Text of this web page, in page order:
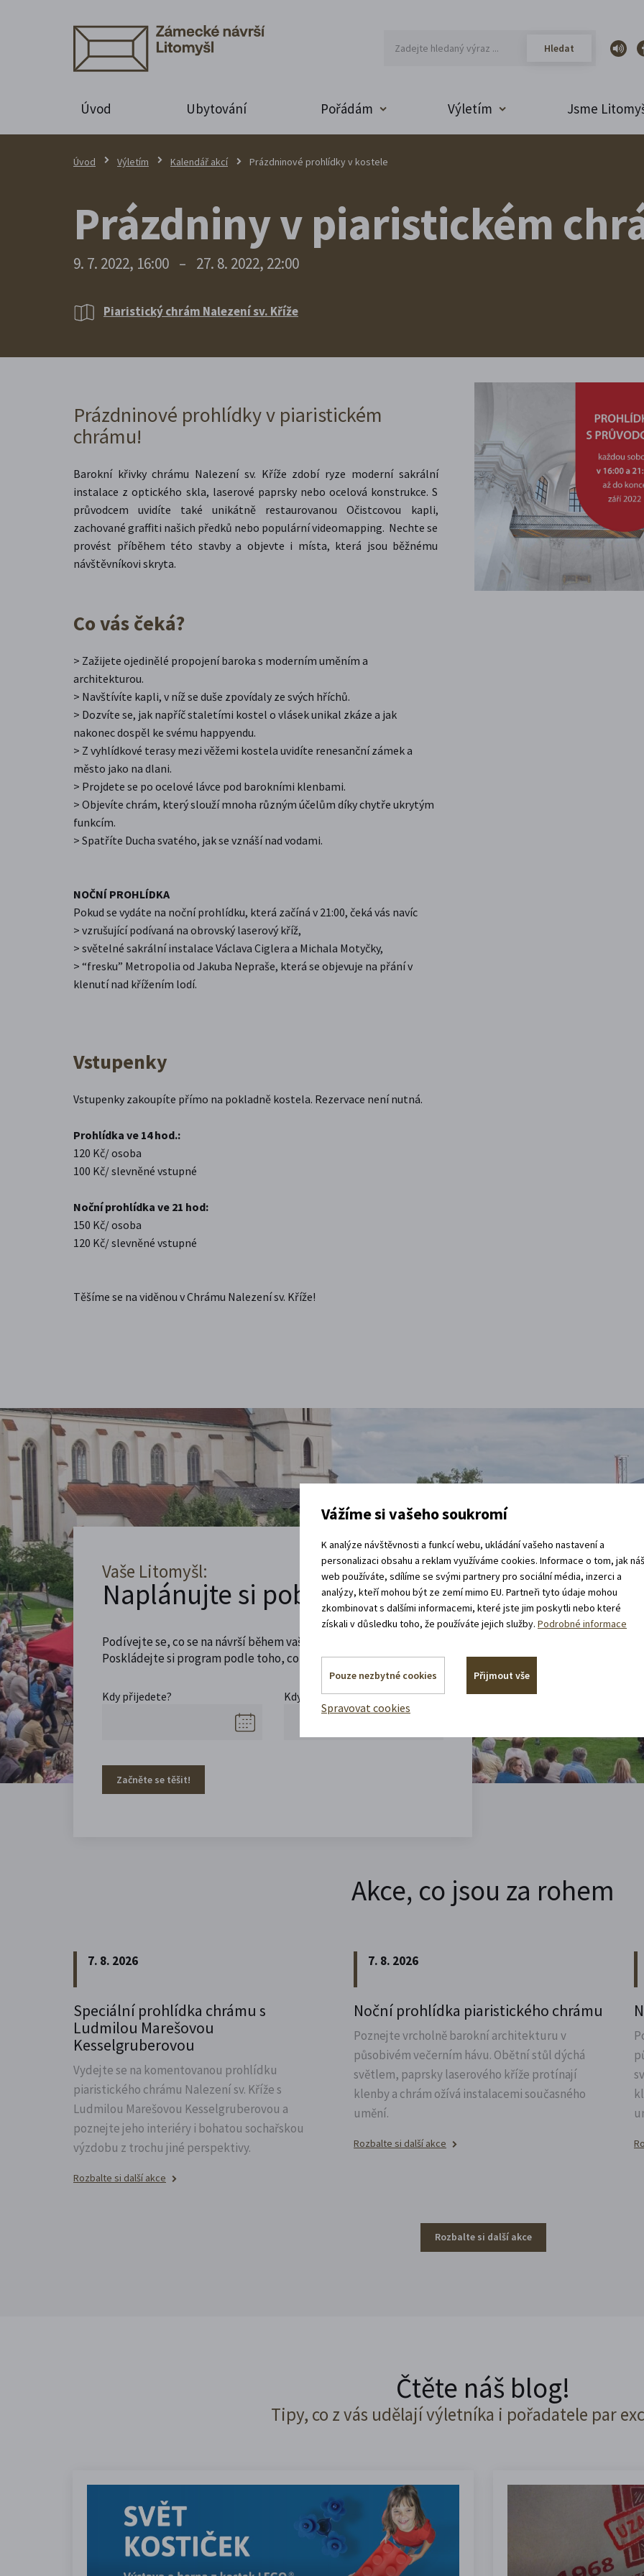
Úvod Ubytování Pořádám Výletím Jsme
Úvod Výletím Kalendář akcí Prázdninové prohlídky v kostele
Prázdniny v piaristickém
9. 7. 2022, 16:00 – 27. 8. 2022, 22:00
Piaristický chrám Nalezení sv. Kříže
Prázdninové prohlídky v piaristickém
chrámu!
Barokní křivky chrámu Nalezení sv. Kříže zdobí ryze moderní sakrální
instalace z optického skla, laserové paprsky nebo ocelová konstrukce. S
průvodcem uvidíte také unikátně restaurovanou Očistcovou kapli,
zachované graffiti našich předků nebo populární videomapping. Nechte se
provést příběhem této stavby a objevte i místa, která jsou běžnému
návštěvníkovi skryta.
Co vás čeká?
> Zažijete ojedinělé propojení baroka s moderním uměním a
architekturou.
> Navštívíte kapli, v níž se duše zpovídaly ze svých hříchů.
> Dozvíte se, jak napříč staletími kostel o vlásek unikal zkáze a jak
nakonec dospěl ke svému happyendu.
> Z vyhlídkové terasy mezi věžemi kostela uvidíte renesanční zámek a
město jako na dlani.
> Projdete se po ocelové lávce pod barokními klenbami.
> Objevíte chrám, který slouží mnoha různým účelům díky chytře ukrytým
funkcím.
> Spatříte Ducha svatého, jak se vznáší nad vodami.
NOČNÍ PROHLÍDKA
Pokud se vydáte na noční prohlídku, která začíná v 21:00, čeká vás navíc
> vzrušující podívaná na obrovský laserový kříž,
> světelné sakrální instalace Václava Ciglera a Michala Motyčky,
> “fresku” Metropolia od Jakuba Nepraše, která se objevuje na přání v
klenutí nad křížením lodí.
Vstupenky
Vstupenky zakoupíte přímo na pokladně kostela. Rezervace není nutná.
Prohlídka ve 14 hod.:
120 Kč/ osoba
100 Kč/ slevněné vstupné
Noční prohlídka ve 21 hod:
150 Kč/ osoba
120 Kč/ slevněné vstupné
Těšíme se na viděnou v Chrámu Nalezení sv. Kříže!
Vaše Litomyšl:
Naplánujte si pobyt
Podívejte se, co se na návrší během vaší návštěvy děje.
Poskládejte si program podle toho, co máte rádi.
Kdy přijedete? Kdy se vracíte domů?
Začněte se těšit!
Akce, co jsou za rohem
7. 8. 2026
Speciální prohlídka chrámu s
Ludmilou Marešovou
Kesselgruberovou
Vydejte se na komentovanou prohlídku
piaristického chrámu Nalezení sv. Kříže s
Ludmilou Marešovou Kesselgruberovou a
poznejte jeho interiéry i bohatou sochařskou
výzdobu z trochu jiné perspektivy.
Rozbalte si další akce
7. 8. 2026
Noční prohlídka piaristického chrámu
Poznejte vrcholně barokní architekturu v
působivém večerním hávu. Obětní stůl dýchá
světlem, paprsky laserového kříže protínají
klenby a chrám ožívá instalacemi současného
umění.
Rozbalte si další akce
Rozbalte si další akce
Čtěte náš blog!
Tipy, co z vás udělají výletníka i pořadatele par
Vážíme si vašeho soukromí
K analýze návštěvnosti a funkcí webu, ukládání vašeho nastavení a
personalizaci obsahu a reklam využíváme cookies. Informace o tom, jak
web používáte, sdílíme se svými partnery pro sociální média, inzerci a
analýzy, kteří mohou být ze zemí mimo EU. Partneři tyto údaje mohou
zkombinovat s dalšími informacemi, které jste jim poskytli nebo které
získali v důsledku toho, že používáte jejich služby.Podrobné informace
Pouze nezbytné cookies Přijmout vše
Spravovat cookies